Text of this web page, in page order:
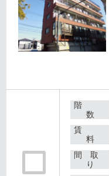
階
数
賃
料
間 取
り